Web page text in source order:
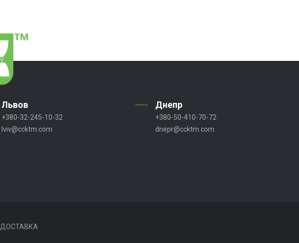
Львов
+380-32-245-10-32
lviv@ccktm.com
Днепр
+380-50-410-70-72
dnepr@ccktm.com
ДОСТАВКА